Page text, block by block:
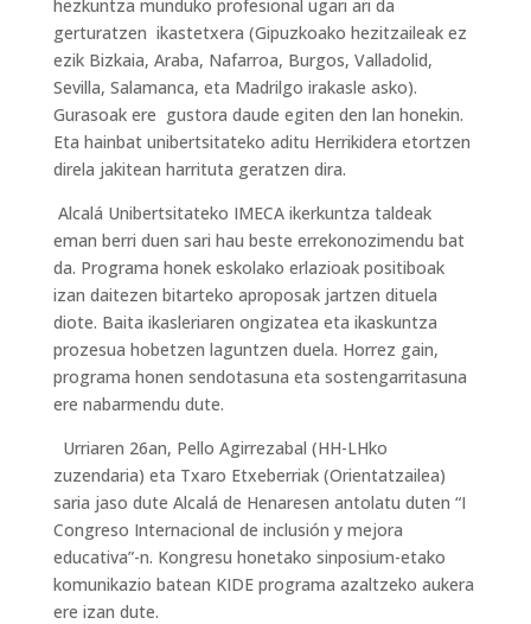
hezkuntza munduko profesional ugari ari da
gerturatzen ikastetxera (Gipuzkoako hezitzaileak ez
ezik Bizkaia, Araba, Nafarroa, Burgos, Valladolid,
Sevilla, Salamanca, eta Madrilgo irakasle asko).
Gurasoak ere gustora daude egiten den lan honekin.
Eta hainbat unibertsitateko aditu Herrikidera etortzen
direla jakitean harrituta geratzen dira.
Alcalá Unibertsitateko IMECA ikerkuntza taldeak
eman berri duen sari hau beste errekonozimendu bat
da. Programa honek eskolako erlazioak positiboak
izan daitezen bitarteko aproposak jartzen dituela
diote. Baita ikasleriaren ongizatea eta ikaskuntza
prozesua hobetzen laguntzen duela. Horrez gain,
programa honen sendotasuna eta sostengarritasuna
ere nabarmendu dute.
Urriaren 26an, Pello Agirrezabal (HH-LHko
zuzendaria) eta Txaro Etxeberriak (Orientatzailea)
saria jaso dute Alcalá de Henaresen antolatu duten “I
Congreso Internacional de inclusión y mejora
educativa”-n. Kongresu honetako sinposium-etako
komunikazio batean KIDE programa azaltzeko aukera
ere izan dute.